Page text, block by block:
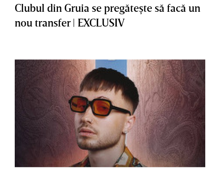
Clubul din Gruia se pregăteşte să facă un
nou transfer | EXCLUSIV